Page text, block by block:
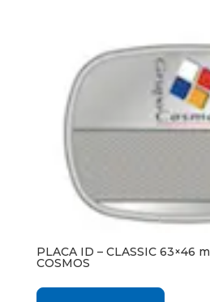
PLACA ID – CLASSIC 63×46
COSMOS